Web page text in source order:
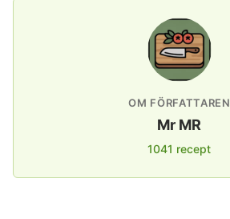
OM FÖRFATTAREN
Mr MR
1041 recept